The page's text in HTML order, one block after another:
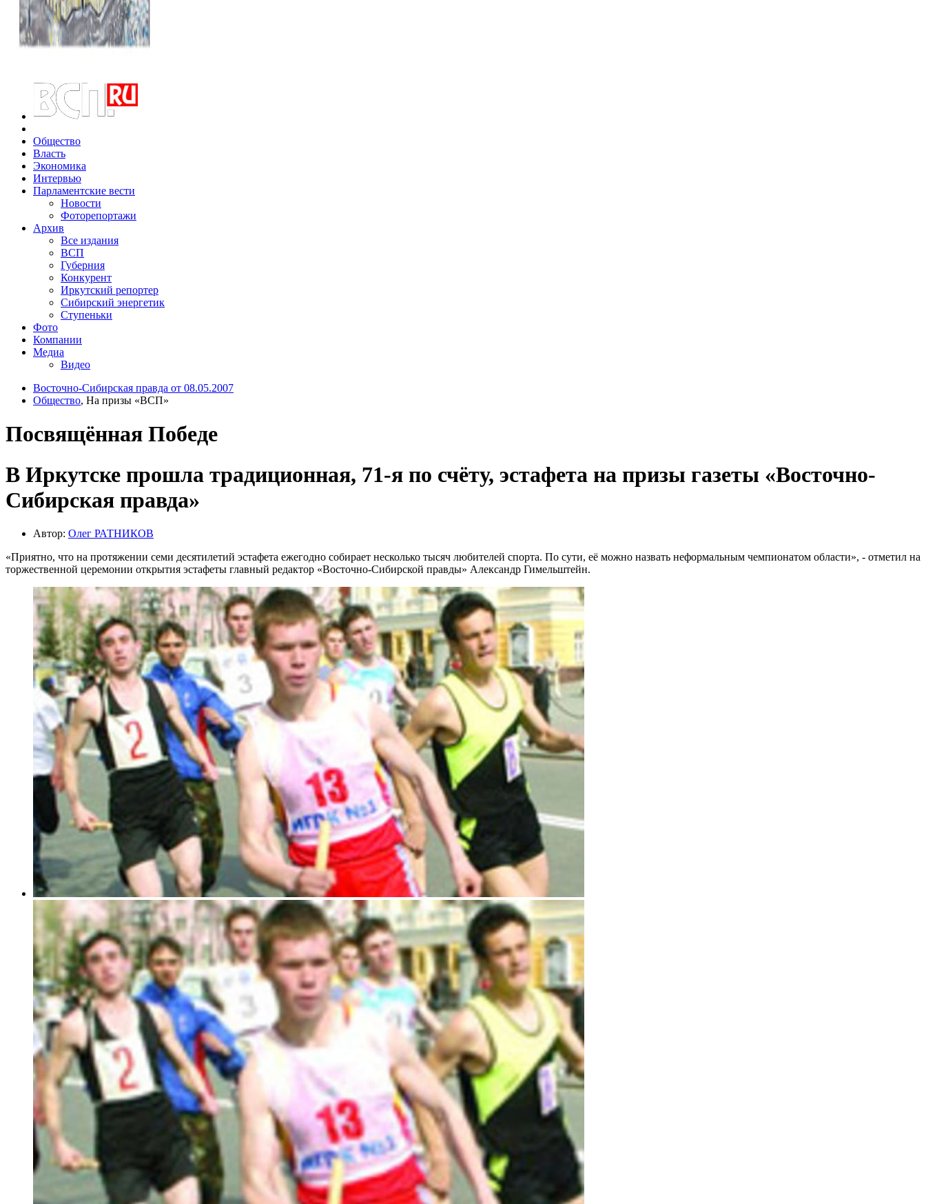
Общество
Власть
Экономика
Интервью
Парламентские вести
Новости
Фоторепортажи
Архив
Все издания
ВСП
Губерния
Конкурент
Иркутский репортер
Сибирский энергетик
Ступеньки
Фото
Компании
Медиа
Видео
Восточно-Сибирская правда от 08.05.2007
Общество, На призы «ВСП»
Посвящённая Победе
В Иркутске прошла традиционная, 71-я по счёту, эстафета на призы газеты «Восточно-
Сибирская правда»
Автор: Олег РАТНИКОВ
«Приятно, что на протяжении семи десятилетий эстафета ежегодно собирает несколько тысяч любителей спорта. По сути, её можно назвать неформальным чемпионатом области», - отметил на
торжественной церемонии открытия эстафеты главный редактор «Восточно-Сибирской правды» Александр Гимельштейн.